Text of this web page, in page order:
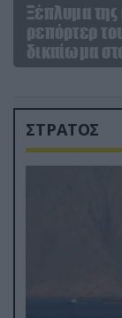
Ξέπλυμα της
ρεπόρτερ
δικαίωμα
ΣΤΡΑΤΟΣ